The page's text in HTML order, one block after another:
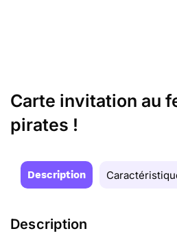
Carte invitation au
pirates !
Description
Description